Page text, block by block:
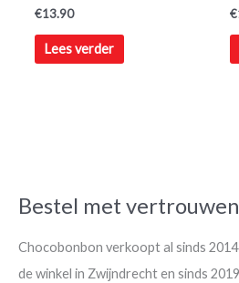
€13.90
Lees verder
€
Bestel met vertrouwen
Chocobonbon verkoopt al sinds
de winkel in Zwijndrecht en sinds